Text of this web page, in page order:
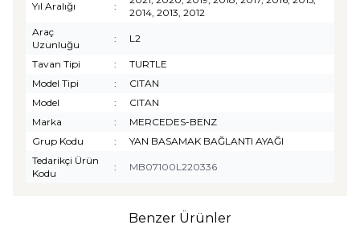
Yıl Aralığı :
2014, 2013, 2012
Araç
Uzunluğu
: L2
Tavan Tipi :
TURTLE
Model Tipi
:
CITAN
Model
:
CITAN
Marka
:
MERCEDES-BENZ
Grup Kodu
:
YAN BASAMAK BAĞLANTI AYAĞI
Tedarikçi Ürün
Kodu
: MB07100L220336
Benzer Ürünler